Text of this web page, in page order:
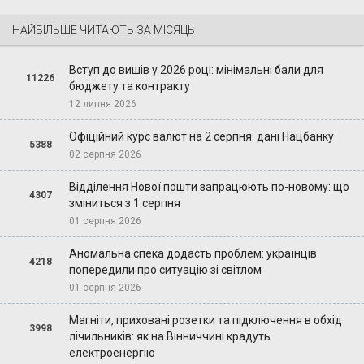
НАЙБІЛЬШЕ ЧИТАЮТЬ ЗА МІСЯЦЬ
11226
Вступ до вишів у 2026 році: мінімальні бали для
бюджету та контракту
12 липня 2026
5388
Офіційний курс валют на 2 серпня: дані Нацбанку
02 серпня 2026
4307
Відділення Нової пошти запрацюють по-новому: що
зміниться з 1 серпня
01 серпня 2026
4218
Аномальна спека додасть проблем: українців
попередили про ситуацію зі світлом
01 серпня 2026
3998
Магніти, приховані розетки та підключення в обхід
лічильників: як на Вінниччині крадуть
електроенергію